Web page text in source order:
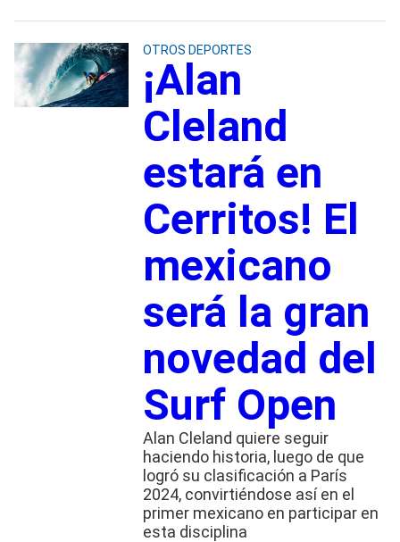
OTROS DEPORTES
¡Alan
Cleland
estará en
Cerritos! El
mexicano
será la gran
novedad del
Surf Open
Alan Cleland quiere seguir
haciendo historia, luego de que
logró su clasificación a París
2024, convirtiéndose así en el
primer mexicano en participar en
esta disciplina